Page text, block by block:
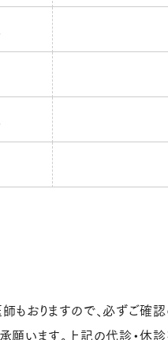
もおりますので、必ずご確認
願います。上記の代診・休診